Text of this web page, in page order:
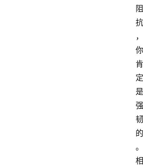
阻
抗
，
你
肯
定
是
强
韧
的
。
相